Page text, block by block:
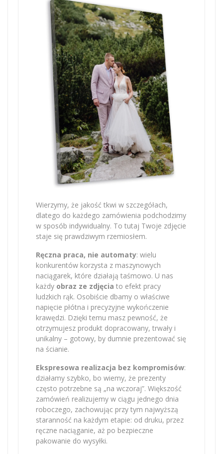
Wierzymy, że jakość tkwi w szczegółach,
dlatego do każdego zamówienia podchodzimy
w sposób indywidualny. To tutaj Twoje zdjęcie
staje się prawdziwym rzemiosłem.
Ręczna praca, nie automaty: wielu
konkurentów korzysta z maszynowych
naciągarek, które działają taśmowo. U nas
każdy obraz ze zdjęcia to efekt pracy
ludzkich rąk. Osobiście dbamy o właściwe
napięcie płótna i precyzyjne wykończenie
krawędzi. Dzięki temu masz pewność, że
otrzymujesz produkt dopracowany, trwały i
unikalny – gotowy, by dumnie prezentować się
na ścianie.
Ekspresowa realizacja bez kompromisów:
działamy szybko, bo wiemy, że prezenty
często potrzebne są „na wczoraj”. Większość
zamówień realizujemy w ciągu jednego dnia
roboczego, zachowując przy tym najwyższą
staranność na każdym etapie: od druku, przez
ręczne naciąganie, aż po bezpieczne
pakowanie do wysyłki.